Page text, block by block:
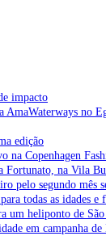
impacto
AmaWaterways no
edição
na Copenhagen
Fortunato, na Vila
pelo segundo mês
todas as idades e
um heliponto de
em campanha de